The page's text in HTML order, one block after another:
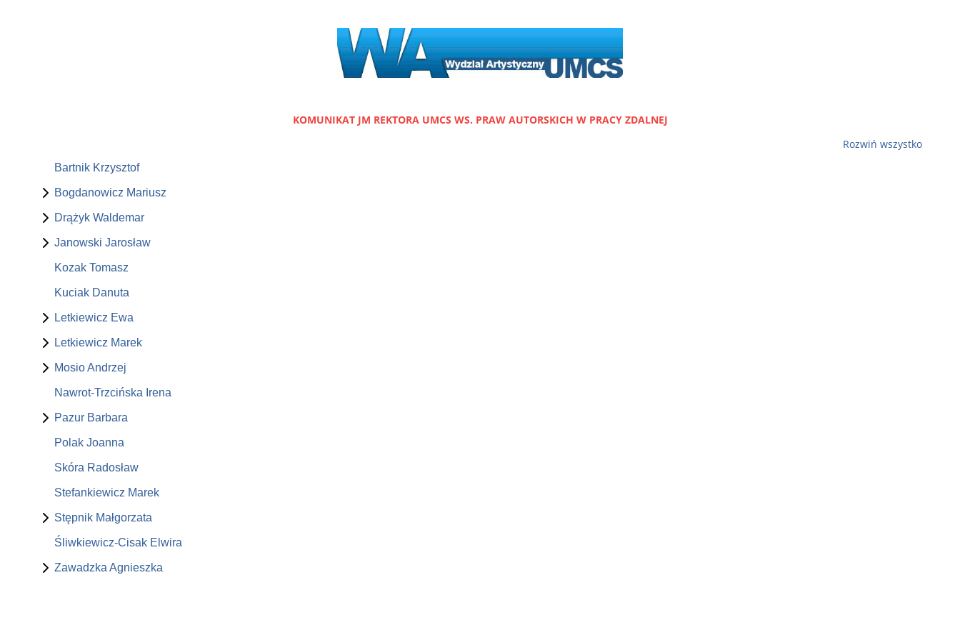
KOMUNIKAT JM REKTORA UMCS WS. PRAW AUTORSKICH W PRACY ZDALNEJ
Rozwiń wszystko
Bartnik Krzysztof
Bogdanowicz Mariusz
Drążyk Waldemar
Janowski Jarosław
Kozak Tomasz
Kuciak Danuta
Letkiewicz Ewa
Letkiewicz Marek
Mosio Andrzej
Nawrot-Trzcińska Irena
Pazur Barbara
Polak Joanna
Skóra Radosław
Stefankiewicz Marek
Stępnik Małgorzata
Śliwkiewicz-Cisak Elwira
Zawadzka Agnieszka